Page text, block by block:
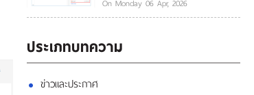
On Monday 06 Apr, 2026
ประเภทบทความ
ข่าวและประกาศ